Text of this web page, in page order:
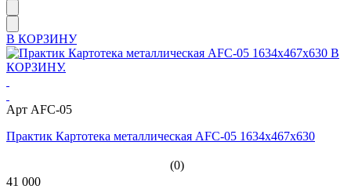
В КОРЗИНУ
Арт AFC-05
Практик Картотека металлическая AFC-05 1634x467x630
(0)
41 000